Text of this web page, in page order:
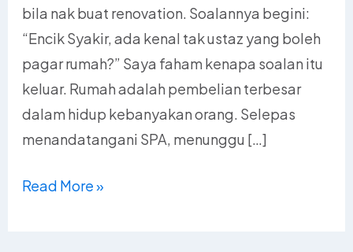
bila nak buat renovation. Soalannya begini:
“Encik Syakir, ada kenal tak ustaz yang boleh
pagar rumah?” Saya faham kenapa soalan itu
keluar. Rumah adalah pembelian terbesar
dalam hidup kebanyakan orang. Selepas
menandatangani SPA, menunggu […]
Read More »